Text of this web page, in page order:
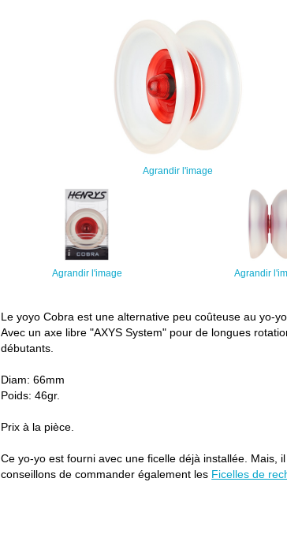
Agrandir l'image
Agrandir l'image Agrandir
Le yoyo Cobra est une alternative peu coûteuse au yo-
Avec un axe libre "AXYS System" pour de longues
débutants.
Diam: 66mm
Poids: 46gr.
Prix à la pièce.
Ce yo-yo est fourni avec une ficelle déjà installée. Mais,
conseillons de commander également les Ficelles de